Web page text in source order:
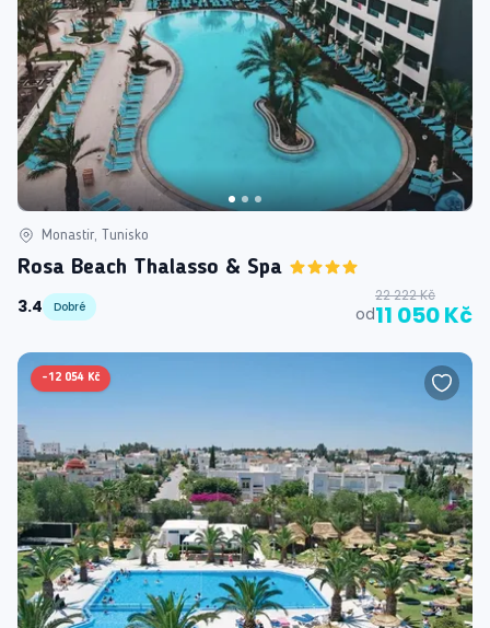
Monastir, Tunisko
Rosa Beach Thalasso & Spa
3.4
Dobré od
22 222 Kč
11 050 Kč
-12 054 Kč